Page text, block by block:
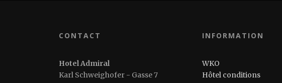
CONTACT
Hotel Admiral
Karl Schweighofer - Gasse 7
INFORMATION
WKO
Hôtel conditions